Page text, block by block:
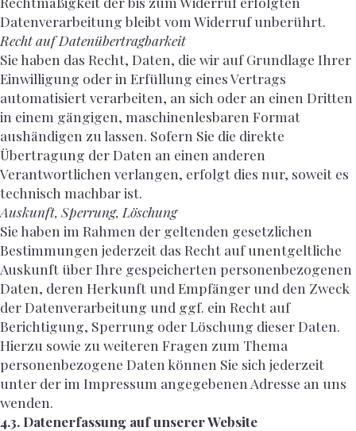
Datenverarbeitung bleibt vom Widerruf unberührt.
Recht auf Datenübertragbarkeit
Sie haben das Recht, Daten, die wir auf Grundlage Ihrer
Einwilligung oder in Erfüllung eines Vertrags
automatisiert verarbeiten, an sich oder an einen Dritten
in einem gängigen, maschinenlesbaren Format
aushändigen zu lassen. Sofern Sie die direkte
Übertragung der Daten an einen anderen
Verantwortlichen verlangen, erfolgt dies nur, soweit es
technisch machbar ist.
Auskunft, Sperrung, Löschung
Sie haben im Rahmen der geltenden gesetzlichen
Bestimmungen jederzeit das Recht auf unentgeltliche
Auskunft über Ihre gespeicherten personenbezogenen
Daten, deren Herkunft und Empfänger und den Zweck
der Datenverarbeitung und ggf. ein Recht auf
Berichtigung, Sperrung oder Löschung dieser Daten.
Hierzu sowie zu weiteren Fragen zum Thema
personenbezogene Daten können Sie sich jederzeit
unter der im Impressum angegebenen Adresse an uns
wenden.
4.3. Datenerfassung auf unserer Website